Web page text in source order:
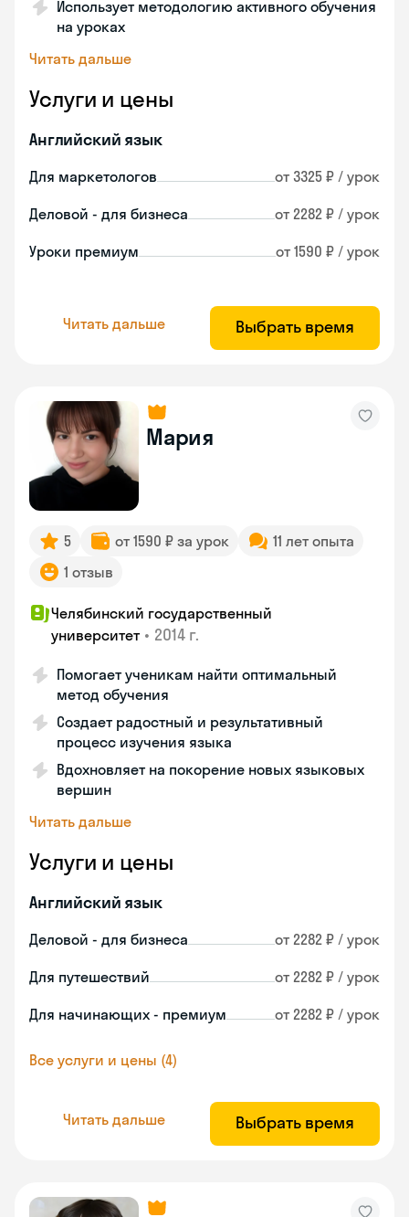
Использует методологию активного обучения
на уроках
Читать дальше
Услуги и цены
Английский язык
Для маркетологов от 3325 ₽ / урок
Деловой - для бизнеса от 2282 ₽ / урок
Уроки премиум от 1590 ₽ / урок
Читать дальше Выбрать время
Мария
5 от 1590 ₽ за урок
11 лет опыта
1 отзыв
Челябинский государственный
университет • 2014 г.
Помогает ученикам найти оптимальный
метод обучения
Создает радостный и результативный
процесс изучения языка
Вдохновляет на покорение новых языковых
вершин
Читать дальше
Услуги и цены
Английский язык
Деловой - для бизнеса от 2282 ₽ / урок
Для путешествий от 2282 ₽ / урок
Для начинающих - премиум от 2282 ₽ / урок
Все услуги и цены (4)
Читать дальше Выбрать время